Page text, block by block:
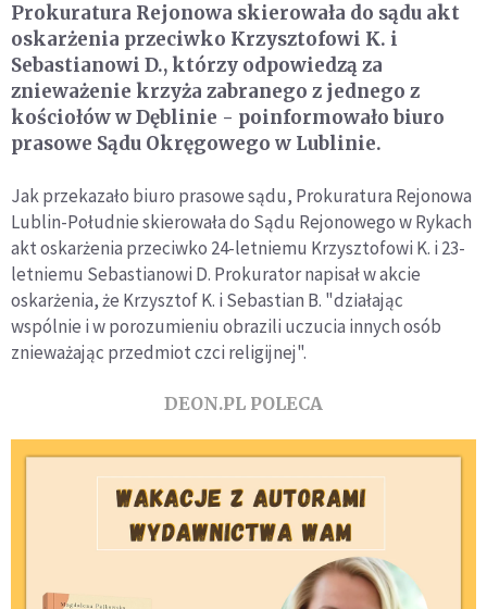
Prokuratura Rejonowa skierowała do sądu akt
oskarżenia przeciwko Krzysztofowi K. i
Sebastianowi D., którzy odpowiedzą za
znieważenie krzyża zabranego z jednego z
kościołów w Dęblinie - poinformowało biuro
prasowe Sądu Okręgowego w Lublinie.
Jak przekazało biuro prasowe sądu, Prokuratura Rejonowa
Lublin-Południe skierowała do Sądu Rejonowego w Rykach
akt oskarżenia przeciwko 24-letniemu Krzysztofowi K. i 23-
letniemu Sebastianowi D. Prokurator napisał w akcie
oskarżenia, że Krzysztof K. i Sebastian B. "działając
wspólnie i w porozumieniu obrazili uczucia innych osób
znieważając przedmiot czci religijnej".
DEON.PL POLECA